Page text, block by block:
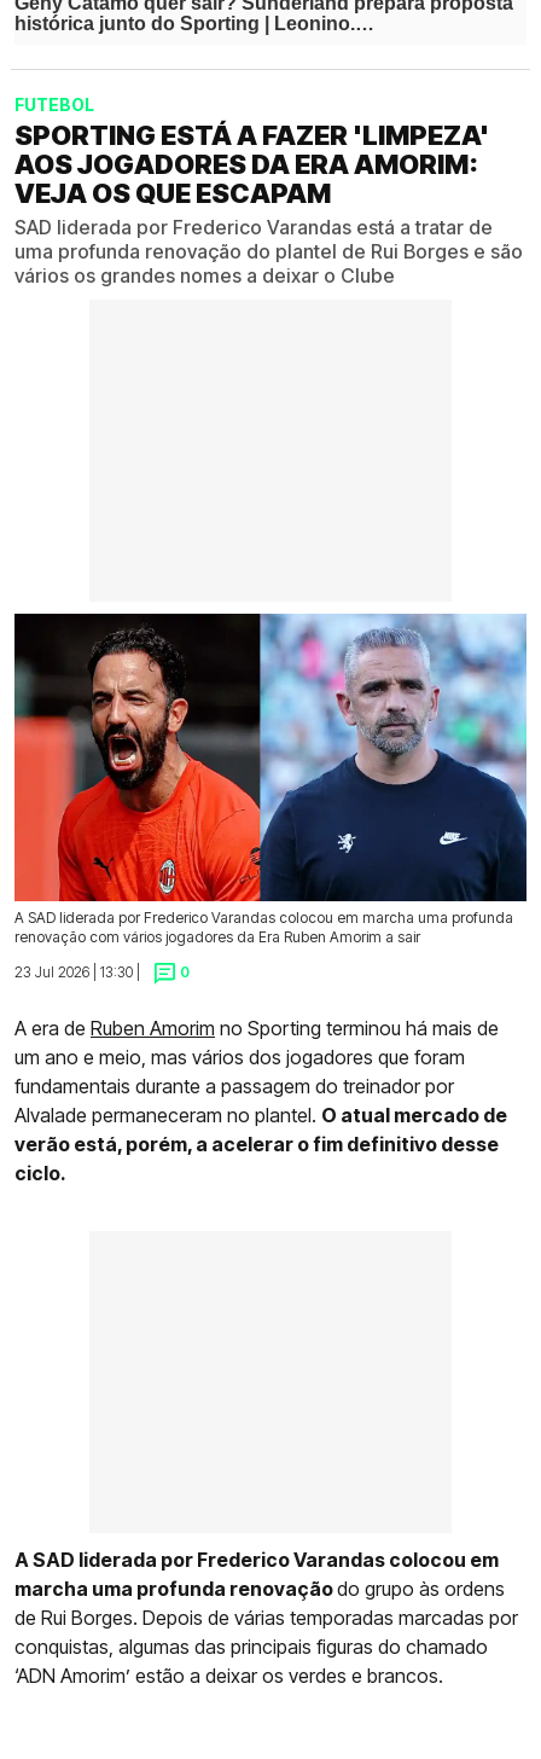
FUTEBOL
SPORTING ESTÁ A FAZER 'LIMPEZA'
AOS JOGADORES DA ERA AMORIM:
VEJA OS QUE ESCAPAM
SAD liderada por Frederico Varandas está a tratar de
uma profunda renovação do plantel de Rui Borges e são
vários os grandes nomes a deixar o Clube
A SAD liderada por Frederico Varandas colocou em marcha uma profunda
renovação com vários jogadores da Era Ruben Amorim a sair
23 Jul 2026 | 13:30 |
0
A era de Ruben Amorim no Sporting terminou há mais de
um ano e meio, mas vários dos jogadores que foram
fundamentais durante a passagem do treinador por
Alvalade permaneceram no plantel. O atual mercado de
verão está, porém, a acelerar o fim definitivo desse
ciclo.
A SAD liderada por Frederico Varandas colocou em
marcha uma profunda renovaçãodo grupo às ordens
de Rui Borges. Depois de várias temporadas marcadas por
conquistas, algumas das principais figuras do chamado
‘ADN Amorim’ estão a deixar os verdes e brancos.